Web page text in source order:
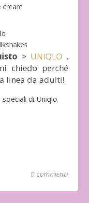
cream
> UNIQLO ,
chiedo perché
linea da adulti!
di Uniqlo.
0 commenti